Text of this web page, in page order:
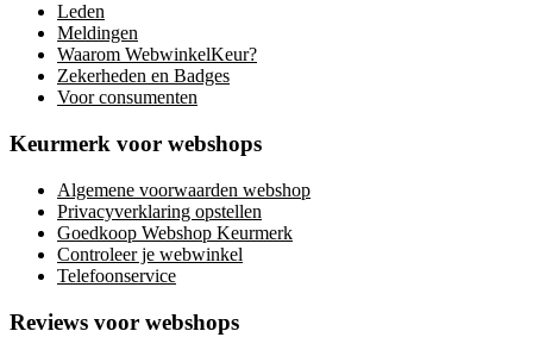
Leden
Meldingen
Waarom WebwinkelKeur?
Zekerheden en Badges
Voor consumenten
Keurmerk voor webshops
Algemene voorwaarden webshop
Privacyverklaring opstellen
Goedkoop Webshop Keurmerk
Controleer je webwinkel
Telefoonservice
Reviews voor webshops